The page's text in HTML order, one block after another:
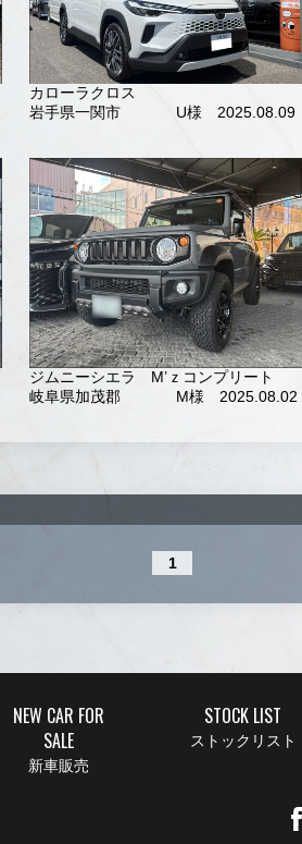
カローラクロス
岩手県一関市
U様 2025.08.09
ジムニーシエラ M’ｚコンプリート
岐阜県加茂郡
M様 2025.08.02
1
NEW CAR FOR
SALE
新車販売
STOCK LIST
ストックリスト